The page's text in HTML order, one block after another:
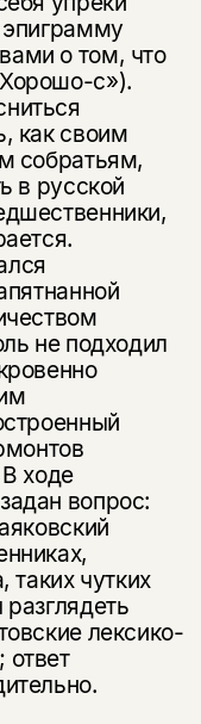
о том, что
с»).
как своим
собратьям,
в русской
не подходил
ходе
вопрос:
таких чутких
лексико-
ответ